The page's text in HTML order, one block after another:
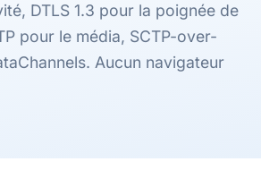
DTLS 1.3 pour la poignée de
pour le média, SCTP-over-
Aucun navigateur